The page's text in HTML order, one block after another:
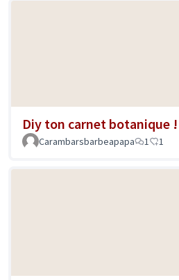
Diy ton carnet botanique !
Carambarsbarbeapapa
1 1